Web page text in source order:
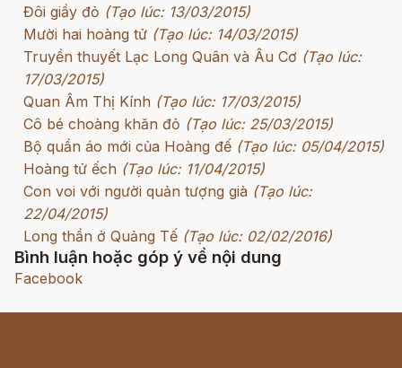
Đôi giầy đỏ (Tạo lúc: 13/03/2015)
Mười hai hoàng tử (Tạo lúc: 14/03/2015)
Truyền thuyết Lạc Long Quân và Âu Cơ (Tạo lúc:
17/03/2015)
Quan Âm Thị Kính (Tạo lúc: 17/03/2015)
Cô bé choàng khăn đỏ (Tạo lúc: 25/03/2015)
Bộ quần áo mới của Hoàng đế (Tạo lúc: 05/04/2015)
Hoàng tử ếch (Tạo lúc: 11/04/2015)
Con voi với người quản tượng già (Tạo lúc:
22/04/2015)
Long thần ở Quảng Tế (Tạo lúc: 02/02/2016)
Bình luận hoặc góp ý về nội dung
Facebook